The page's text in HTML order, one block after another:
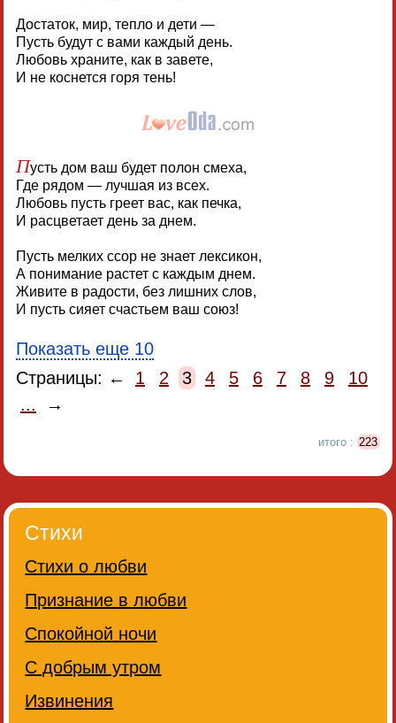
Достаток, мир, тепло и дети —
Пусть будут с вами каждый день.
Любовь храните, как в завете,
И не коснется горя тень!
Пусть дом ваш будет полон смеха,
Где рядом — лучшая из всех.
Любовь пусть греет вас, как печка,
И расцветает день за днем.
Пусть мелких ссор не знает лексикон,
А понимание растет с каждым днем.
Живите в радости, без лишних слов,
И пусть сияет счастьем ваш союз!
Показать еще 10
Страницы: ←
1 2 3 4 5 6 7 8 9
10
...
→
итого : 223
Стихи
Стихи о любви
Признание в любви
Спокойной ночи
С добрым утром
Извинения